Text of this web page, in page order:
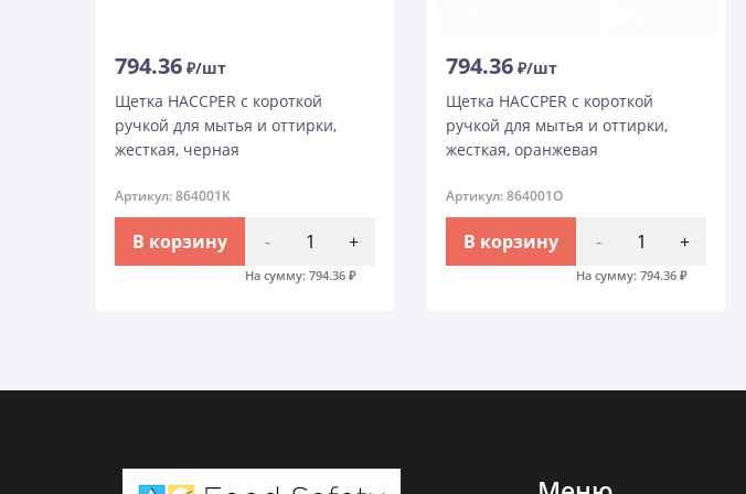
794.36 ₽/шт
Щетка HACCPER с короткой
ручкой для мытья и оттирки,
жесткая, черная
Артикул: 864001K
В корзину - +
На сумму: 794.36 ₽
794.36 ₽/шт
Щетка HACCPER с короткой
ручкой для мытья и оттирки,
жесткая, оранжевая
Артикул: 864001O
В корзину - +
На сумму: 794.36 ₽